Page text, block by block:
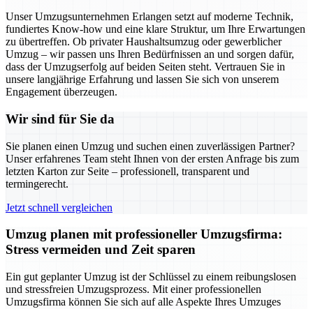
Unser Umzugsunternehmen Erlangen setzt auf moderne Technik,
fundiertes Know-how und eine klare Struktur, um Ihre Erwartungen
zu übertreffen. Ob privater Haushaltsumzug oder gewerblicher
Umzug – wir passen uns Ihren Bedürfnissen an und sorgen dafür,
dass der Umzugserfolg auf beiden Seiten steht. Vertrauen Sie in
unsere langjährige Erfahrung und lassen Sie sich von unserem
Engagement überzeugen.
Wir sind für Sie da
Sie planen einen Umzug und suchen einen zuverlässigen Partner?
Unser erfahrenes Team steht Ihnen von der ersten Anfrage bis zum
letzten Karton zur Seite – professionell, transparent und
termingerecht.
Jetzt schnell vergleichen
Umzug planen mit professioneller Umzugsfirma:
Stress vermeiden und Zeit sparen
Ein gut geplanter Umzug ist der Schlüssel zu einem reibungslosen
und stressfreien Umzugsprozess. Mit einer professionellen
Umzugsfirma können Sie sich auf alle Aspekte Ihres Umzuges